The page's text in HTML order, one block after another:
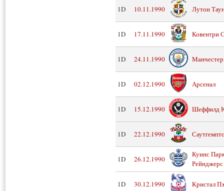
1D 10.11.1990 Лутон
1D 17.11.1990 Ковентри
1D 24.11.1990
1D 02.12.1990 Арсенал
1D 15.12.1990 Шеффилд
1D 22.12.1990
1D 26.12.1990
Куинс
Рейнджерс
1D 30.12.1990 Кристал